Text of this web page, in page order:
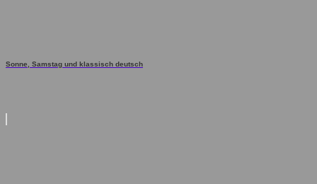
Sonne, Samstag und klassisch deutsch